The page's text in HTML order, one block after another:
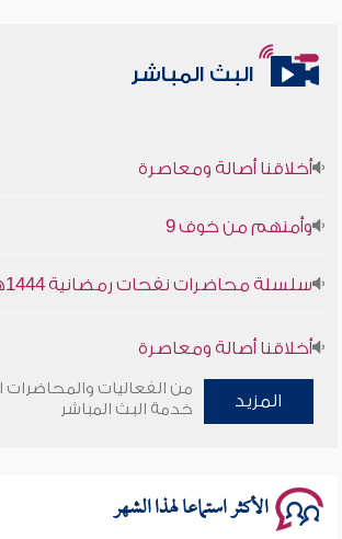
البث المباشر
أخلاقنا أصالة ومعاصرة
وأمنهم من خوف 9
سلسلة محاضرات نفحات رمضانية 1444هـ
أخلاقنا أصالة ومعاصرة
وأمنهم من خوف 9
المزيد
من الفعاليات والمحاضرات
خدمة البث المباشر
الأكثر استماعا لهذا الشهر